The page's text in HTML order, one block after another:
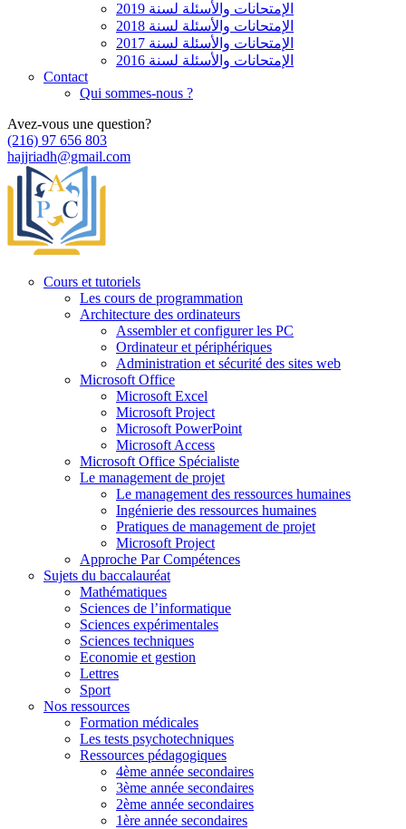
الإمتحانات والأسئلة لسنة 2019
الإمتحانات والأسئلة لسنة 2018
الإمتحانات والأسئلة لسنة 2017
الإمتحانات والأسئلة لسنة 2016
Contact
Qui sommes-nous ?
Avez-vous une question?
(216) 97 656 803
hajjriadh@gmail.com
Cours et tutoriels
Les cours de programmation
Architecture des ordinateurs
Assembler et configurer les PC
Ordinateur et périphériques
Administration et sécurité des sites web
Microsoft Office
Microsoft Excel
Microsoft Project
Microsoft PowerPoint
Microsoft Access
Microsoft Office Spécialiste
Le management de projet
Le management des ressources humaines
Ingénierie des ressources humaines
Pratiques de management de projet
Microsoft Project
Approche Par Compétences
Sujets du baccalauréat
Mathématiques
Sciences de l’informatique
Sciences expérimentales
Sciences techniques
Economie et gestion
Lettres
Sport
Nos ressources
Formation médicales
Les tests psychotechniques
Ressources pédagogiques
4ème année secondaires
3ème année secondaires
2ème année secondaires
1ère année secondaires